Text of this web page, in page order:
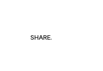
SHARE.